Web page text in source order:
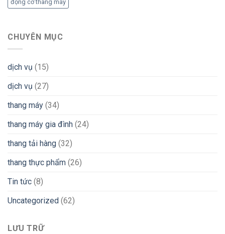
động cơ thang máy
CHUYÊN MỤC
dịch vụ (15)
dịch vụ (27)
thang máy (34)
thang máy gia đình (24)
thang tải hàng (32)
thang thực phẩm (26)
Tin tức (8)
Uncategorized (62)
LƯU TRỮ